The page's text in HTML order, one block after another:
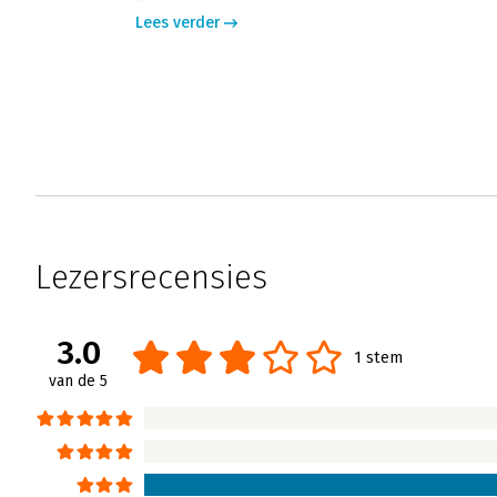
Lees verder
Lezersrecensies
3.0
van de 5
1 stem